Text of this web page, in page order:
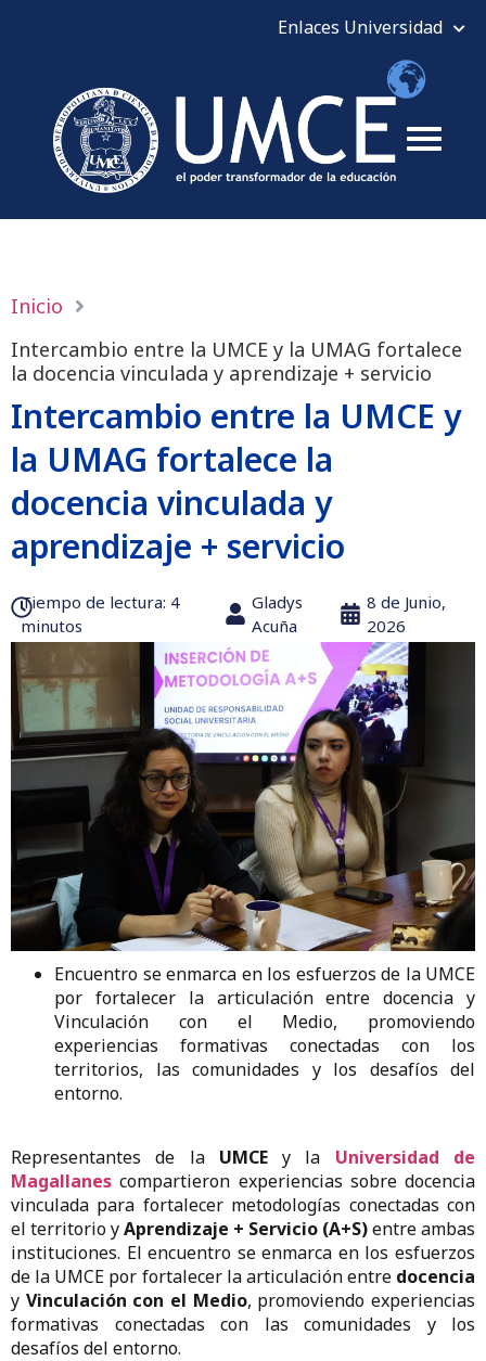
Inicio
Intercambio entre la UMCE y la UMAG fortalece
la docencia vinculada y aprendizaje + servicio
Intercambio entre la UMCE y
la UMAG fortalece la
docencia vinculada y
aprendizaje + servicio
Tiempo de lectura:‎ 4
minutos
Gladys
Acuña
8 de Junio,
2026
Encuentro se enmarca en los esfuerzos de la UMCE
por fortalecer la articulación entre docencia y
Vinculación con el Medio, promoviendo
experiencias formativas conectadas con los
territorios, las comunidades y los desafíos del
entorno.
Representantes de la UMCEy la Universidad de
Magallanes compartieron experiencias sobre docencia
vinculada para fortalecer metodologías conectadas con
el territorio yAprendizaje + Servicio (A+S)entre ambas
instituciones. El encuentro se enmarca en los esfuerzos
de la UMCE por fortalecer la articulación entre docencia
y Vinculación con el Medio, promoviendo experiencias
formativas conectadas con las comunidades y los
desafíos del entorno.